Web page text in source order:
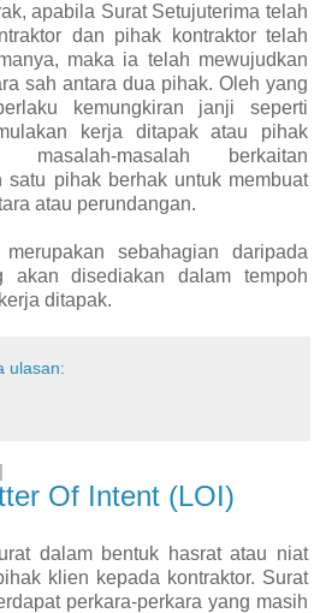
apabila Surat Setujuterima telah
dan pihak kontraktor telah
maka ia telah mewujudkan
sah antara dua pihak. Oleh yang
kemungkiran janji seperti
kerja ditapak atau pihak
masalah-masalah berkaitan
satu pihak berhak untuk membuat
atau perundangan.
sebahagian daripada
akan disediakan dalam tempoh
ditapak.
ulasan:
Of Intent (LOI)
dalam bentuk hasrat atau niat
klien kepada kontraktor. Surat
perkara-perkara yang masih